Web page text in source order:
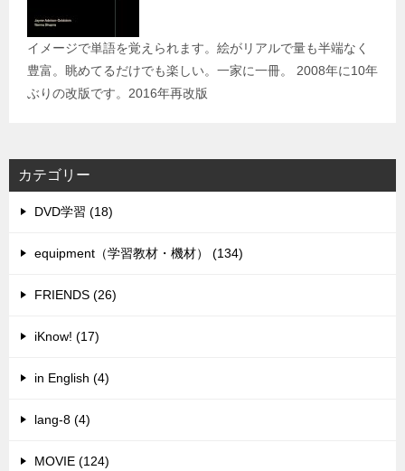
イメージで単語を覚えられます。絵がリアルで量も半端なく
豊富。眺めてるだけでも楽しい。一家に一冊。 2008年に10年
ぶりの改版です。2016年再改版
カテゴリー
DVD学習 (18)
equipment（学習教材・機材） (134)
FRIENDS (26)
iKnow! (17)
in English (4)
lang-8 (4)
MOVIE (124)